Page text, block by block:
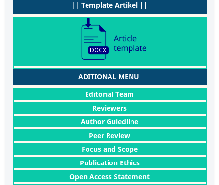
|| Template Artikel ||
ADITIONAL MENU
Editorial Team
Reviewers
Author Guiedline
Peer Review
Focus and Scope
Publication Ethics
Open Access Statement